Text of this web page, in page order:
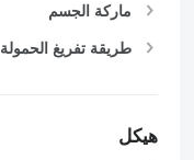
ماركة الجسم
طريقة تفريغ الحمولة
هيكل